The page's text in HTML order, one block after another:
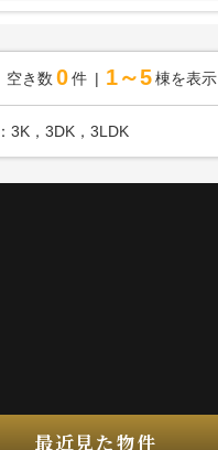
空き数 0 件 1～5 棟を表示
3K，3DK，3LDK
最近見た物件